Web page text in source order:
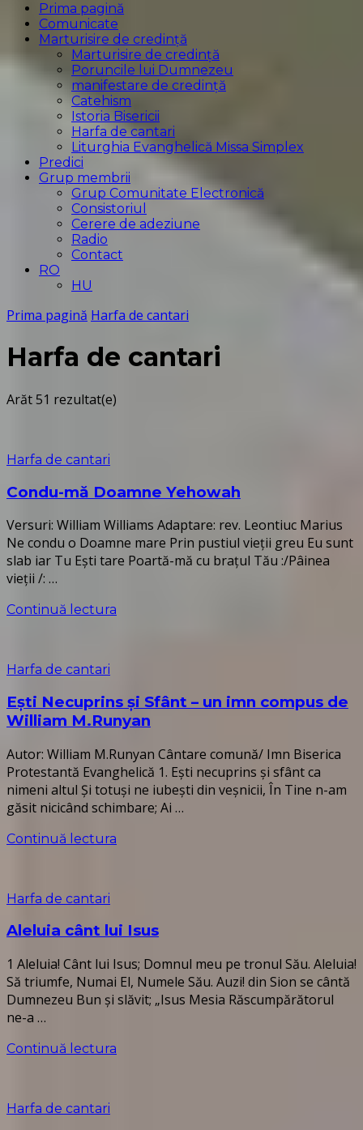
Prima pagină
Comunicate
Marturisire de credință
Marturisire de credință
Poruncile lui Dumnezeu
manifestare de credință
Catehism
Istoria Bisericii
Harfa de cantari
Liturghia Evanghelică Missa Simplex
Predici
Grup membrii
Grup Comunitate Electronică
Consistoriul
Cerere de adeziune
Radio
Contact
RO
HU
Prima pagină Harfa de cantari
Harfa de cantari
Arăt51 rezultat(e)
Harfa de cantari
Condu-mă Doamne Yehowah
Versuri: William Williams Adaptare: rev. Leontiuc Marius
Ne condu o Doamne mare Prin pustiul vieții greu Eu sunt
slab iar Tu Ești tare Poartă-mă cu brațul Tău :/Pâinea
vieții /: …
Continuă lectura
Harfa de cantari
Ești Necuprins și Sfânt – un imn compus de
William M.Runyan
Autor: William M.Runyan Cântare comună/ Imn Biserica
Protestantă Evanghelică 1. Eşti necuprins şi sfânt ca
nimeni altul Şi totuşi ne iubeşti din veşnicii, În Tine n-am
găsit nicicând schimbare; Ai …
Continuă lectura
Harfa de cantari
Aleluia cânt lui Isus
1 Aleluia! Cânt lui Isus; Domnul meu pe tronul Său. Aleluia!
Să triumfe, Numai El, Numele Său. Auzi! din Sion se cântă
Dumnezeu Bun și slăvit; „Isus Mesia Răscumpărătorul
ne-a …
Continuă lectura
Harfa de cantari